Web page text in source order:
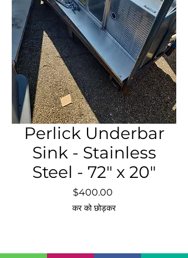
Perlick Underbar
Sink - Stainless
Steel - 72" x 20"
$400.00मूल्य
कर को छोड़कर